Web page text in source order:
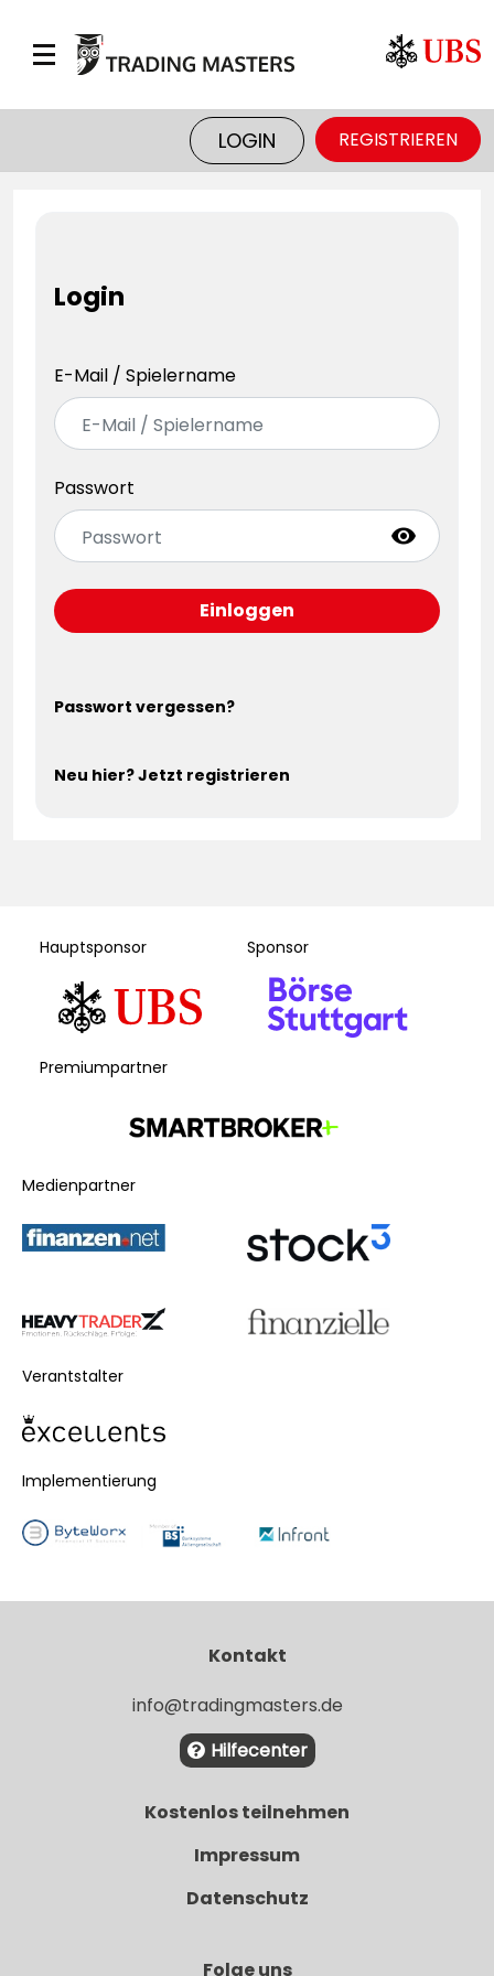
LOGIN REGISTRIEREN
DAS
TRADEN
MÄRKTE
Login
E-Mail / Spielername
Passwort
visibility
Einloggen
Passwort vergessen?
Neu hier? Jetzt registrieren
Hauptsponsor Sponsor
Premiumpartner
Medienpartner
Verantstalter
Implementierung
Kontakt
info@tradingmasters.de
Hilfecenter
Kostenlos teilnehmen
Impressum
Datenschutz
Folge uns